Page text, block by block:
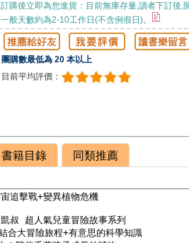
訂購後立即為您進貨：目前無庫存量,讀者下訂後,
一般天數約為2-10工作日(不含例假日)。
團購數最低為 20 本以上
目前平均評價：
書籍目錄 同類推薦